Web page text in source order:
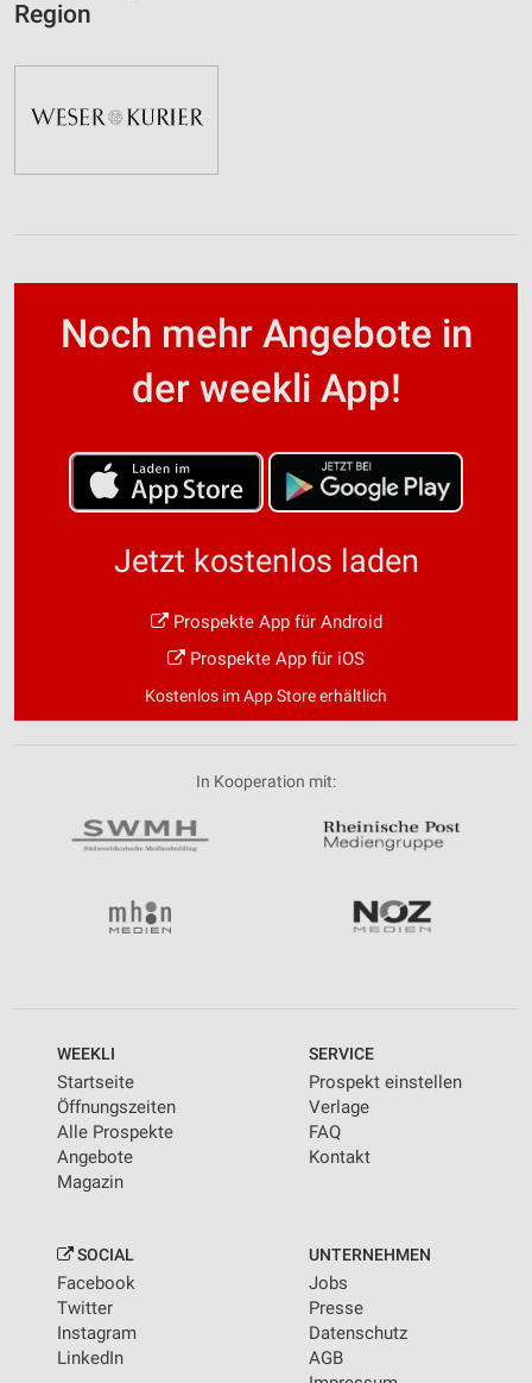
Region
Noch mehr Angebote in
der weekli App!
Jetzt kostenlos laden
Prospekte App für Android
Prospekte App für iOS
Kostenlos im App Store erhältlich
In Kooperation mit:
WEEKLI
Startseite
Öffnungszeiten
Alle Prospekte
Angebote
Magazin
SERVICE
Prospekt einstellen
Verlage
FAQ
Kontakt
SOCIAL
Facebook
Twitter
Instagram
LinkedIn
UNTERNEHMEN
Jobs
Presse
Datenschutz
AGB